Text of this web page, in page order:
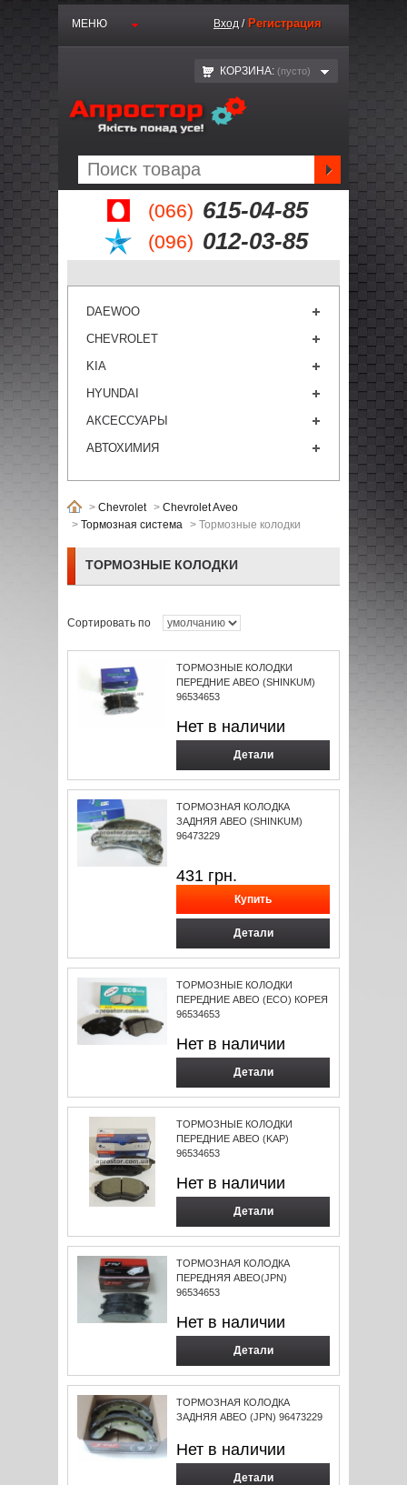
(066) 615-04-85
(096) 012-03-85
МЕНЮ Вход / Регистрация
КОРЗИНА: (пустo)
DAEWOO
CHEVROLET
KIA
HYUNDAI
АКСЕССУАРЫ
АВТОХИМИЯ
> Chevrolet > Chevrolet Aveo
> Тормозная система > Тормозные колодки
ТОРМОЗНЫЕ КОЛОДКИ
Сортировать по
ТОРМОЗНЫЕ КОЛОДКИ
ПЕРЕДНИЕ АВЕО (SHINKUM)
96534653
Нет в наличии
Детали
ТОРМОЗНАЯ КОЛОДКА
ЗАДНЯЯ АВЕО (SHINKUM)
96473229
431 грн.
Детали
ТОРМОЗНЫЕ КОЛОДКИ
ПЕРЕДНИЕ АВЕО (ECO) КОРЕЯ
96534653
Нет в наличии
Детали
ТОРМОЗНЫЕ КОЛОДКИ
ПЕРЕДНИЕ АВЕО (KAP)
96534653
Нет в наличии
Детали
ТОРМОЗНАЯ КОЛОДКА
ПЕРЕДНЯЯ АВЕО(JPN)
96534653
Нет в наличии
Детали
ТОРМОЗНАЯ КОЛОДКА
ЗАДНЯЯ АВЕО (JPN) 96473229
Нет в наличии
Детали